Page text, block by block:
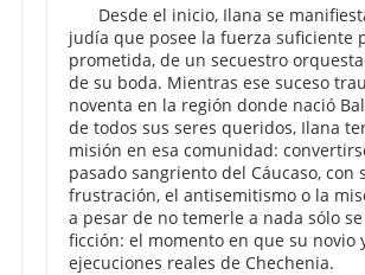
Desde el inicio, Ilana se
judía que posee la fuerza suficiente
prometida, de un secuestro
de su boda. Mientras ese suceso
noventa en la región donde nació
de todos sus seres queridos, Ilana
misión en esa comunidad:
pasado sangriento del Cáucaso,
frustración, el antisemitismo o la
a pesar de no temerle a nada sólo
ficción: el momento en que su novio
ejecuciones reales de Chechenia.